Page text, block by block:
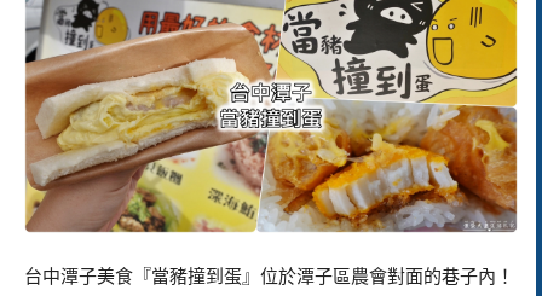
台中潭子美食『當豬撞到蛋』位於潭子區農會對面的巷子內！